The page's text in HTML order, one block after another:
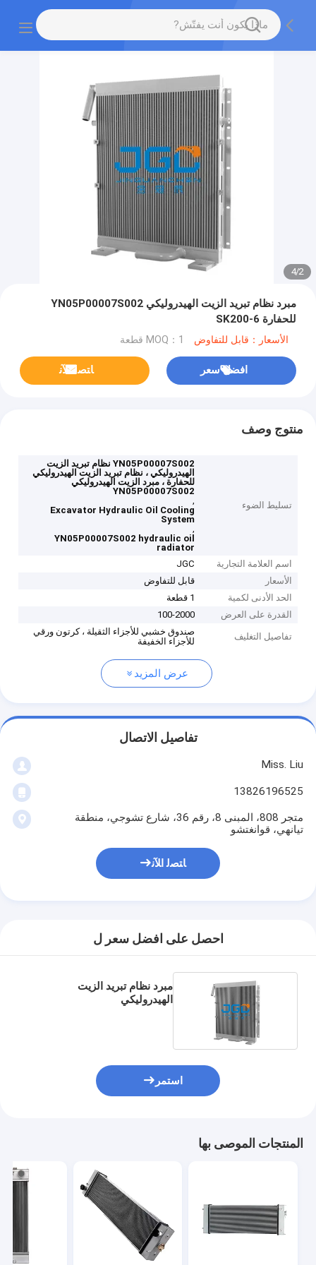
2
/
4
مبرد نظام تبريد الزيت الهيدروليكي YN05P00007S002
للحفارة SK200-6
الأسعار：قابل للتفاوض MOQ：1 قطعة
افضل سعر ﺎﺘﺼﻟ ﺍﻶﻧ
منتوج وصف
تسليط الضوء
YN05P00007S002 نظام تبريد الزيت
الهيدروليكي ، نظام تبريد الزيت الهيدروليكي
للحفارة ، مبرد الزيت الهيدروليكي
YN05P00007S002
,
Excavator Hydraulic Oil Cooling
System
,
YN05P00007S002 hydraulic oil
radiator
اسم العلامة التجارية
JGC
الأسعار
قابل للتفاوض
الحد الأدنى لكمية
1 قطعة
القدرة على العرض
100-2000
تفاصيل التغليف
صندوق خشبي للأجزاء الثقيلة ، كرتون ورقي
للأجزاء الخفيفة
عرض المزيد
تفاصيل الاتصال
Miss. Liu
13826196525
متجر 808، المبنى 8، رقم 36، شارع تشوجي، منطقة
تيانهي، قوانغتشو
ﺎﺘﺼﻟ ﺍﻶﻧ
احصل على افضل سعر ل
مبرد نظام تبريد الزيت
الهيدروليكي
استمر
المنتجات الموصى بها